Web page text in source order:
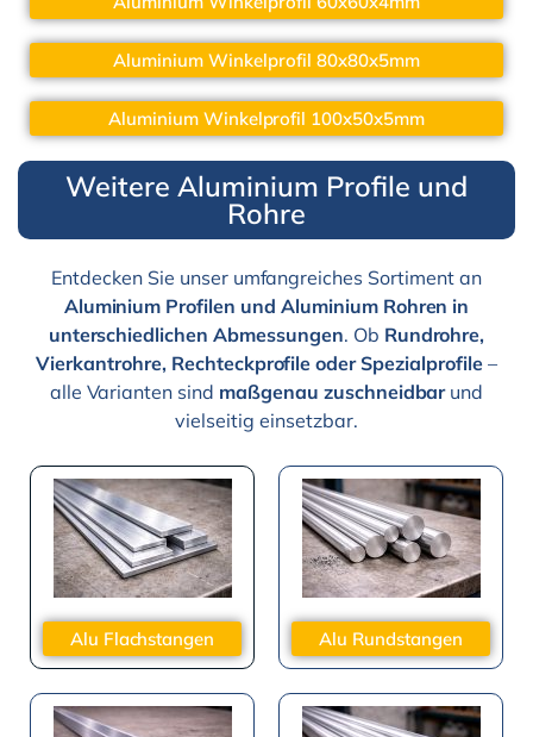
Aluminium Winkelprofil 80x80x5mm
Aluminium Winkelprofil 100x50x5mm
Weitere Aluminium Profile und
Rohre
Entdecken Sie unser umfangreiches Sortiment an
Aluminium Profilen und Aluminium Rohren in
unterschiedlichen Abmessungen. Ob Rundrohre,
Vierkantrohre, Rechteckprofile oder Spezialprofile–
alle Varianten sind maßgenau zuschneidbarund
vielseitig einsetzbar.
Alu Flachstangen Alu Rundstangen